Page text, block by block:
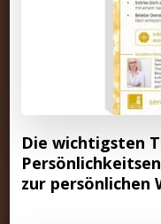
Die wichtigsten
zur persönlichen